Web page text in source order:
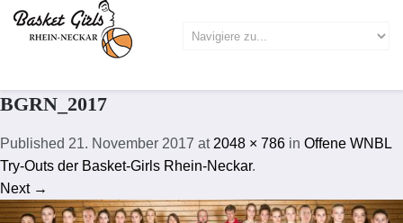
BGRN_2017
Published 21. November 2017 at 2048 × 786 in Offene WNBL
Try-Outs der Basket-Girls Rhein-Neckar.
Next →